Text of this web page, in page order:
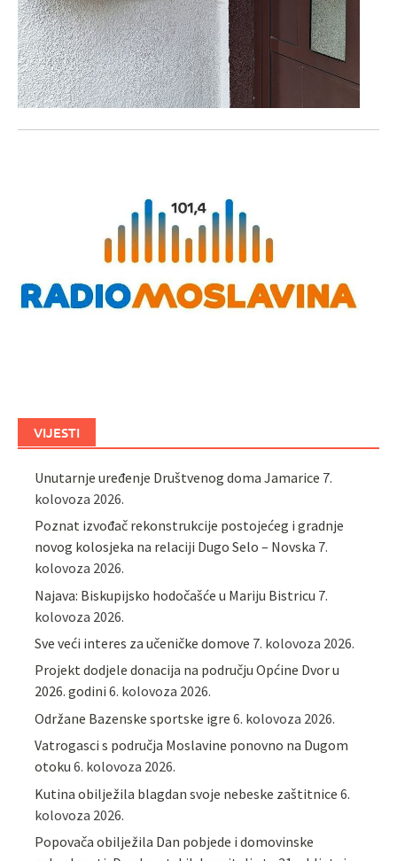
VIJESTI
Unutarnje uređenje Društvenog doma Jamarice 7.
kolovoza 2026.
Poznat izvođač rekonstrukcije postojećeg i gradnje
novog kolosjeka na relaciji Dugo Selo – Novska 7.
kolovoza 2026.
Najava: Biskupijsko hodočašće u Mariju Bistricu 7.
kolovoza 2026.
Sve veći interes za učeničke domove 7. kolovoza 2026.
Projekt dodjele donacija na području Općine Dvor u
2026. godini 6. kolovoza 2026.
Održane Bazenske sportske igre 6. kolovoza 2026.
Vatrogasci s područja Moslavine ponovno na Dugom
otoku 6. kolovoza 2026.
Kutina obilježila blagdan svoje nebeske zaštitnice 6.
kolovoza 2026.
Popovača obilježila Dan pobjede i domovinske